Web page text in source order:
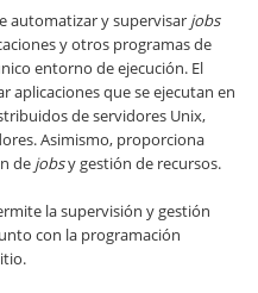
automatizar y supervisar jobs
y otros programas de
entorno de ejecución. El
aplicaciones que se ejecutan en
de servidores Unix,
Asimismo, proporciona
de jobsy gestión de recursos.
la supervisión y gestión
con la programación